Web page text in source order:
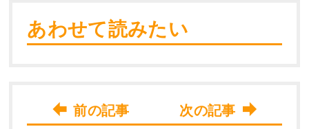
あわせて読みたい